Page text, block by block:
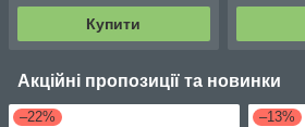
Купити
Акційні пропозиції та новинки
–22% –13%